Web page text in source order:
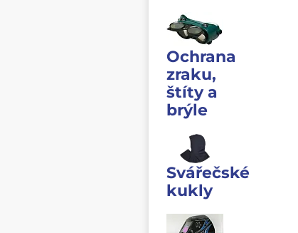
Ochrana
zraku,
štíty a
brýle
Svářečské
kukly